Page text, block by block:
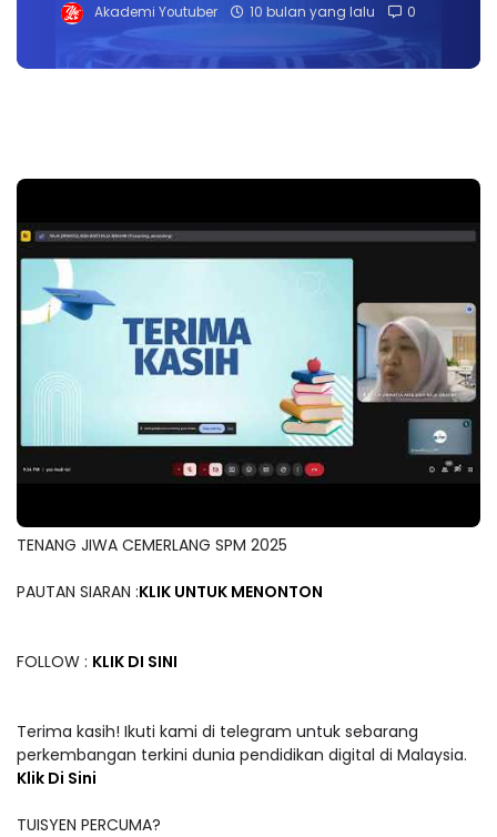
Akademi Youtuber 10 bulan yang lalu 0
TENANG JIWA CEMERLANG SPM 2025
PAUTAN SIARAN :KLIK UNTUK MENONTON
FOLLOW : KLIK DI SINI
Terima kasih! Ikuti kami di telegram untuk sebarang
perkembangan terkini dunia pendidikan digital di Malaysia.
Klik Di Sini
TUISYEN PERCUMA?